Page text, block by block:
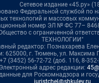
Сетевое издание «45.ру»
Федеральной службой по
технологий и массовых
номер ЭЛ № ФС 77–
с ограниченной
ТЕХНОЛОГИИ"
редактор: Познахарева
625000, г. Тюмень, ул. Максима
+7 (3452) 56-72-72 (доб. 116, 8-
Электронный адрес редакции:
для Роскомнадзора и
juristchel@shkulev.ru